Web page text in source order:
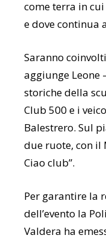
come terra in
e dove continua
Saranno
aggiunge Leone
storiche della
Club 500 e i
Balestrero. Sul
due ruote, con il
Ciao club”.
Per garantire la
dell’evento la
Valdera ha